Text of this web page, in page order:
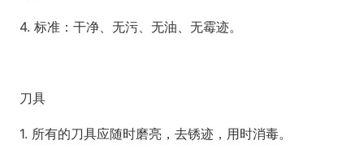
4. 标准：干净、无污、无油、无霉迹。
刀具
1. 所有的刀具应随时磨亮，去锈迹，用时消毒。